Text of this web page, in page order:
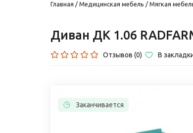
Главная Медицинская мебель Мягкая
Диван ДК 1.06
Отзывов (0) В
Заканчивается